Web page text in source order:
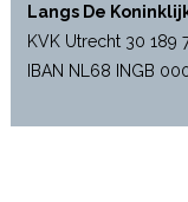
Langs De
KVK Utrecht 30 189
IBAN NL68 INGB